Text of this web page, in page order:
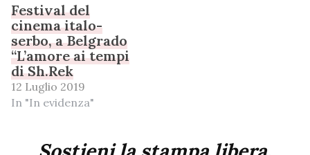
Festival del
cinema italo-
serbo, a Belgrado
“L’amore ai tempi
di Sh.Rek
12 Luglio 2019
In "In evidenza"